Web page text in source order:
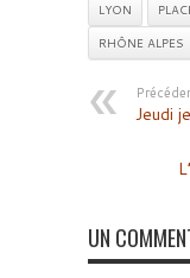
LYON
RHÔNE ALPES
Jeudi
UN